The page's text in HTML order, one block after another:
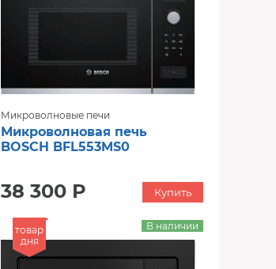
Микроволновые печи
Микроволновая печь
BOSCH BFL553MS0
38 300 Р Купить
товар
дня
В наличии